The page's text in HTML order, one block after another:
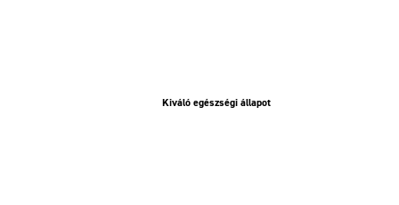
Kiváló egészségi állapot